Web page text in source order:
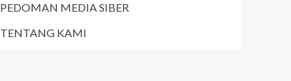
PEDOMAN MEDIA SIBER
TENTANG KAMI